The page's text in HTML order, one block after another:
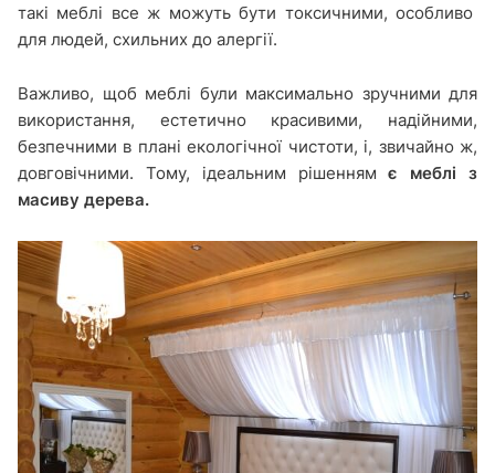
такі меблі все ж можуть бути токсичними, особливо
для людей, схильних до алергії.
Важливо, щоб меблі були максимально зручними для
використання, естетично красивими, надійними,
безпечними в плані екологічної чистоти, і, звичайно ж,
довговічними. Тому, ідеальним рішеннямє меблі з
масиву дерева.